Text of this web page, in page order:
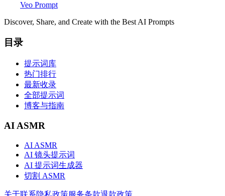
Veo Prompt
Discover, Share, and Create with the Best AI Prompts
目录
提示词库
热门排行
最新收录
全部提示词
博客与指南
AI ASMR
AI ASMR
AI 镜头提示词
AI 提示词生成器
切割 ASMR
关于联系隐私政策服务条款退款政策